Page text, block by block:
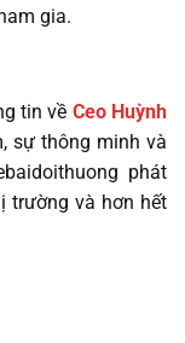
gia.
tin về Ceo Huỳnh
sự thông minh và
phát
trường và hơn hết